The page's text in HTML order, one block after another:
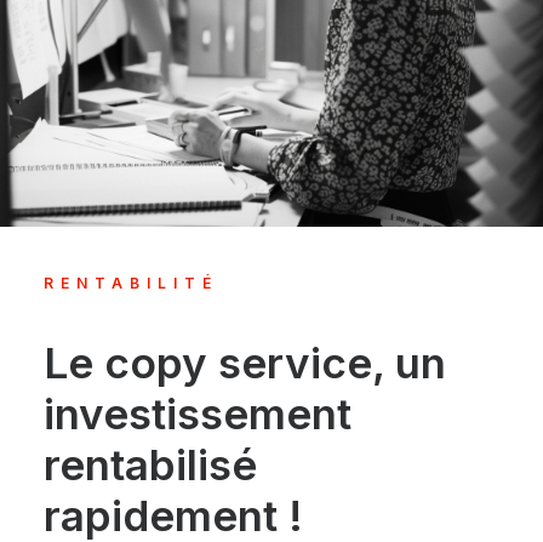
RENTABILITÉ
Le copy service, un
investissement
rentabilisé
rapidement !